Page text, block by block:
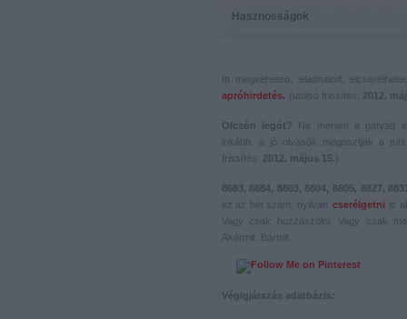
Hasznosságok
Itt megveheted, eladhatod,
apróhirdetés. (utolsó frissítés: 2012.
Olcsón legót? Ne menjen a gatyád
inkább, a jó olvasók megosztják a
frissítés: 2012. május 15.)
8683, 8684, 8803, 8804, 8805, 8827, 8831
ez az hét szám, nyilván
cserélgetni
is
Vagy csak hozzászólni. Vagy csak
Akármit. Bármit.
Végigjátszás adatbázis: